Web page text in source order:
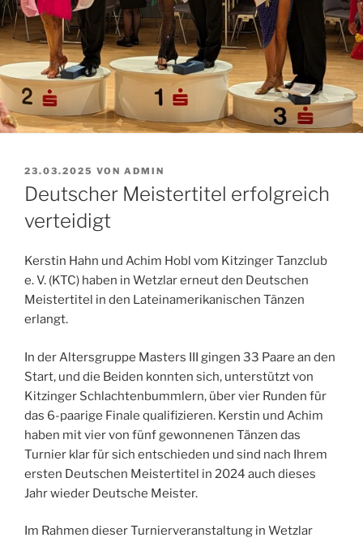
VERÖFFENTLICHT
AM
23.03.2025 VON ADMIN
Deutscher Meistertitel erfolgreich
verteidigt
Kerstin Hahn und Achim Hobl vom Kitzinger Tanzclub
e. V. (KTC) haben in Wetzlar erneut den Deutschen
Meistertitel in den Lateinamerikanischen Tänzen
erlangt.
In der Altersgruppe Masters III gingen 33 Paare an den
Start, und die Beiden konnten sich, unterstützt von
Kitzinger Schlachtenbummlern, über vier Runden für
das 6-paarige Finale qualifizieren. Kerstin und Achim
haben mit vier von fünf gewonnenen Tänzen das
Turnier klar für sich entschieden und sind nach Ihrem
ersten Deutschen Meistertitel in 2024 auch dieses
Jahr wieder Deutsche Meister.
Im Rahmen dieser Turnierveranstaltung in Wetzlar